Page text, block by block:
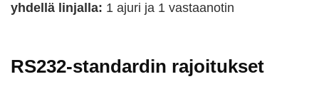
yhdellä linjalla: 1 ajuri ja 1 vastaanotin
RS232-standardin rajoitukset